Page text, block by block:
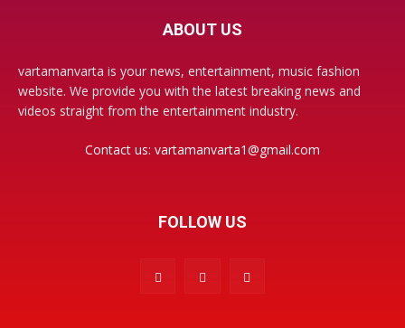
ABOUT US
vartamanvarta is your news, entertainment, music fashion
website. We provide you with the latest breaking news and
videos straight from the entertainment industry.
Contact us: vartamanvarta1@gmail.com
FOLLOW US